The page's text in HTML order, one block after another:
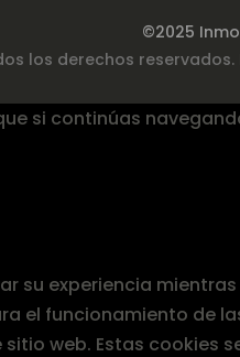
©2025
los derechos reservados.
si continúas
su experiencia
el funcionamiento de
web. Estas cookies